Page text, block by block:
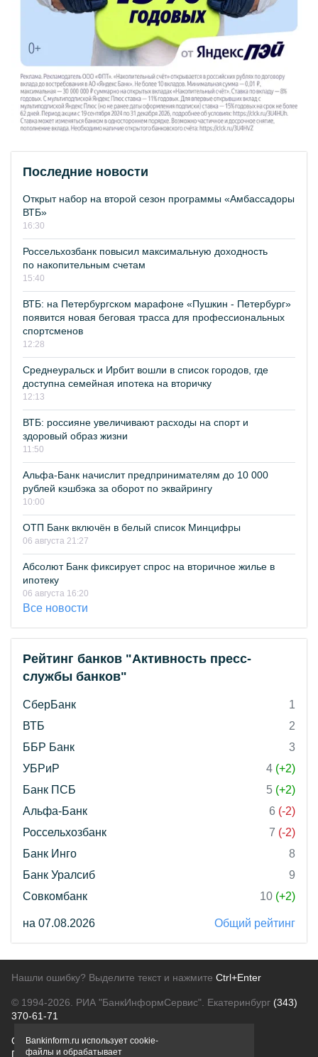
Последние новости
Открыт набор на второй сезон программы «Амбассадоры
ВТБ»
16:30
Россельхозбанк повысил максимальную доходность
по накопительным счетам
15:40
ВТБ: на Петербургском марафоне «Пушкин - Петербург»
появится новая беговая трасса для профессиональных
спортсменов
12:28
Среднеуральск и Ирбит вошли в список городов, где
доступна семейная ипотека на вторичку
12:13
ВТБ: россияне увеличивают расходы на спорт и
здоровый образ жизни
11:50
Альфа-Банк начислит предпринимателям до 10 000
рублей кэшбэка за оборот по эквайрингу
10:00
ОТП Банк включён в белый список Минцифры
06 августа 21:27
Абсолют Банк фиксирует спрос на вторичное жилье в
ипотеку
06 августа 16:20
Все новости
Рейтинг банков "Активность пресс-
службы банков"
СберБанк
1
ВТБ
2
ББР Банк
3
УБРиР
4 (+2)
Банк ПСБ
5 (+2)
Альфа-Банк
6 (-2)
Россельхозбанк
7 (-2)
Банк Инго
8
Банк Уралсиб
9
Совкомбанк
10 (+2)
на 07.08.2026 Общий рейтинг
Нашли ошибку? Выделите текст и нажмите Ctrl+Enter
© 1994-2026. РИА "БанкИнформСервис". Екатеринбург (343)
370-61-71
О проектеПолитика конфиденциальности
Правовая информацияДля рекламодателей
Bankinform.ru использует cookie-
файлы и обрабатывает